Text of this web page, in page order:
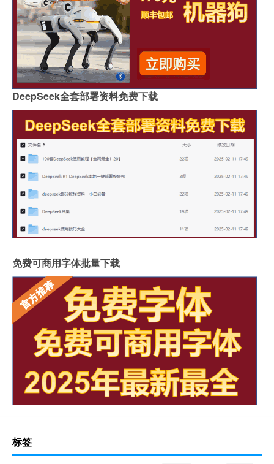
DeepSeek全套部署资料免费下载
免费可商用字体批量下载
标签